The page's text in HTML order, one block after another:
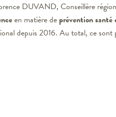
DUVAND, Conseillère
een matière de prévention
depuis 2016. Au total, ce